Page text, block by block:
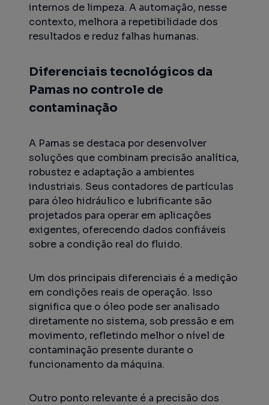
internos de limpeza. A automação, nesse
contexto, melhora a repetibilidade dos
resultados e reduz falhas humanas.
Diferenciais tecnológicos da
Pamas no controle de
contaminação
A Pamas se destaca por desenvolver
soluções que combinam precisão analítica,
robustez e adaptação a ambientes
industriais. Seus contadores de partículas
para óleo hidráulico e lubrificante são
projetados para operar em aplicações
exigentes, oferecendo dados confiáveis
sobre a condição real do fluido.
Um dos principais diferenciais é a medição
em condições reais de operação. Isso
significa que o óleo pode ser analisado
diretamente no sistema, sob pressão e em
movimento, refletindo melhor o nível de
contaminação presente durante o
funcionamento da máquina.
Outro ponto relevante é a precisão dos